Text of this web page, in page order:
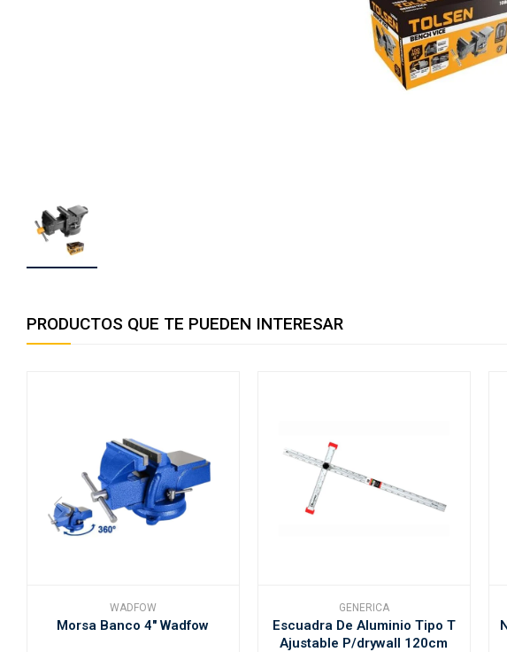
PRODUCTOS QUE TE PUEDEN INTERESAR
WADFOW
Morsa Banco 4" Wadfow
GENERICA
Escuadra De Aluminio Tipo T
Ajustable P/drywall 120cm